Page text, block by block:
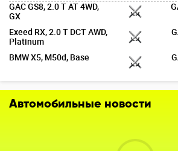
GAC GS8, 2.0 T AT 4WD,
GX
Exeed RX, 2.0 T DCT AWD,
Platinum
BMW X5, M50d, Base
Автомобильные новости